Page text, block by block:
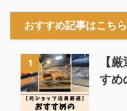
おすすめ記事はこちら
1
【
すめ